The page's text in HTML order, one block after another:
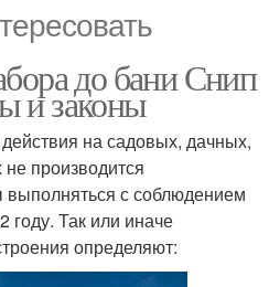
до бани Снип
и законы
на садовых, дачных,
производится
с соблюдением
году. Так или иначе
определяют: